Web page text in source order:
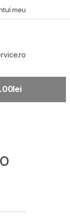
meu
lei